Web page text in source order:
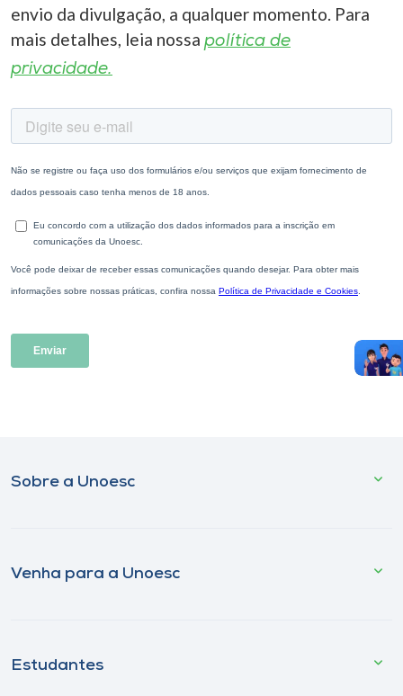
envio da divulgação, a qualquer momento. Para
mais detalhes, leia nossa política de
privacidade.
Sobre a Unoesc
Venha para a Unoesc
Estudantes